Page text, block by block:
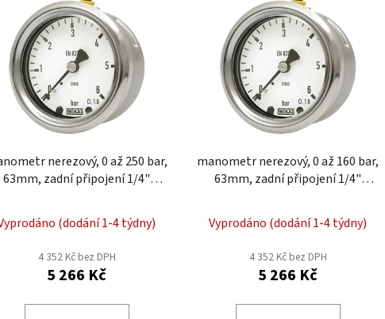
nerezový, 0 až 250 bar,
63mm, zadní připojení 1/4"
(dodání 1-4 týdny)
4 352 Kč bez DPH
5 266 Kč
manometr nerezový, 0 až 160 bar,
63mm, zadní připojení 1/4"
Vyprodáno (dodání 1-4 týdny)
4 352 Kč bez DPH
5 266 Kč